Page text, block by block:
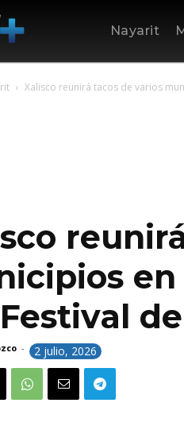
Nayarit
Xalisco reunirá tacos de varios
- 2 julio, 2026